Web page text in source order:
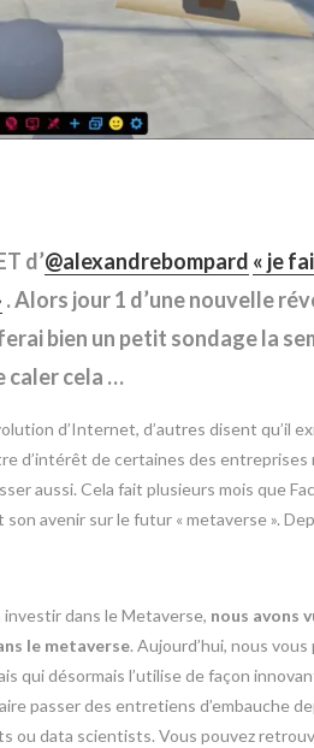
d’@alexandrebompard « je
. Alors jour 1 d’une nouvelle
bien un petit sondage la
caler cela …
d’Internet, d’autres disent qu’il
d’intérêt de certaines des
aussi. Cela fait plusieurs mois que
avenir sur le futur « metaverse ».
dans le Metaverse, nous avons
le metaverse. Aujourd’hui, nous
qui désormais l’utilise de façon
passer des entretiens d’embauche
ou data scientists. Vous pouvez